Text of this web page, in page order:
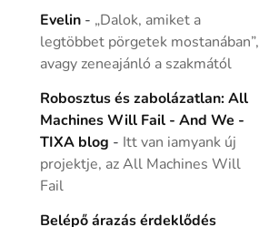
Evelin- „Dalok, amiket a
legtöbbet pörgetek mostanában”,
avagy zeneajánló a szakmától
Robosztus és zabolázatlan: All
Machines Will Fail - And We -
TIXA blog - Itt van iamyank új
projektje, az All Machines Will
Fail
Belépő árazás érdeklődés